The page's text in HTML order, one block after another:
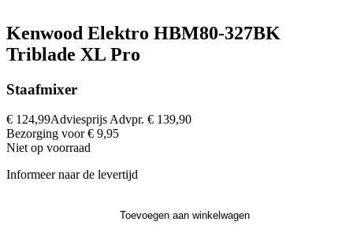
Kenwood Elektro HBM80-327BK
Triblade XL Pro
Staafmixer
€ 124,99Adviesprijs Advpr. € 139,90
Bezorging voor € 9,95
Niet op voorraad
Informeer naar de levertijd
Toevoegen aan winkelwagen